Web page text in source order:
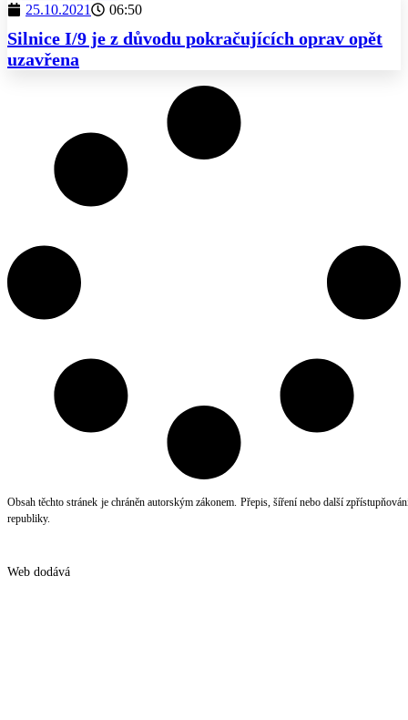
25.10.2021 06:50
Silnice I/9 je z důvodu pokračujících oprav opět
uzavřena
Obsah těchto stránek je chráněn autorským zákonem. Přepis, šíření nebo další
republiky.
Web dodává